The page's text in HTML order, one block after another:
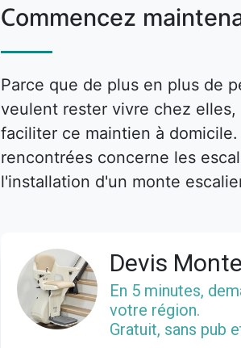
Commencez
Parce que de plus en plus de
veulent rester vivre chez
faciliter ce maintien à
rencontrées concerne les
l'installation d'un monte
Devis
En 5 minutes,
votre région.
Gratuit, sans pub